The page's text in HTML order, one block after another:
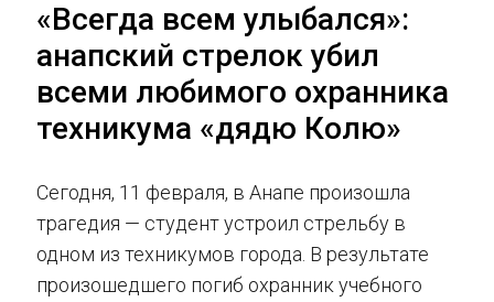
«Всегда всем улыбался»:
анапский стрелок убил
всеми любимого охранника
техникума «дядю Колю»
Сегодня, 11 февраля, в Анапе произошла
трагедия — студент устроил стрельбу в
одном из техникумов города. В результате
произошедшего погиб охранник учебного